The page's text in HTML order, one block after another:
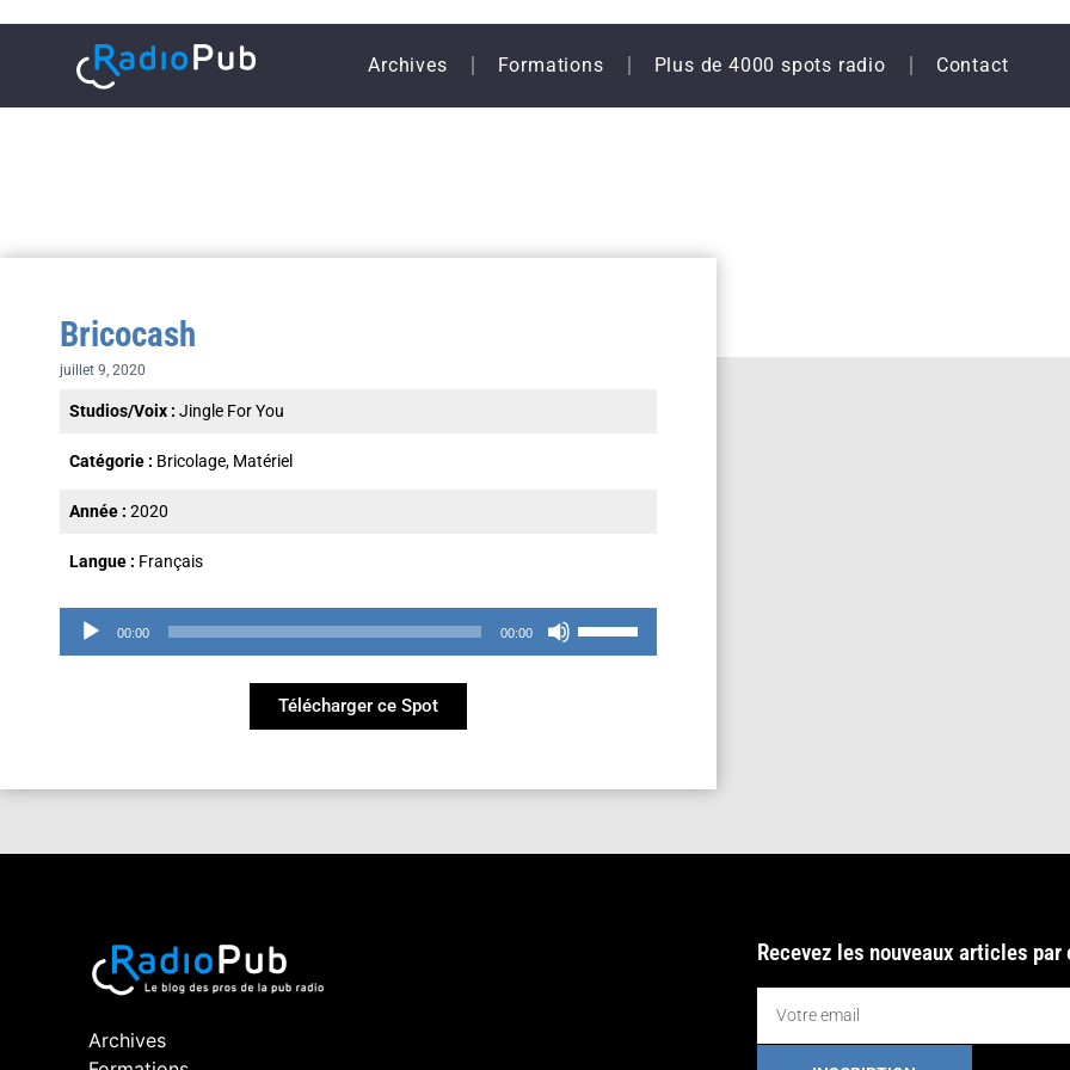
Archives Formations Plus de 4000 spots radio Contact
Bricocash
juillet 9, 2020
Studios/Voix : Jingle For You
Catégorie : Bricolage, Matériel
Année : 2020
Langue : Français
Lecteur00:00 00:00
ou
le
Télécharger ce Spot
Archives
Recevez les nouveaux articles par